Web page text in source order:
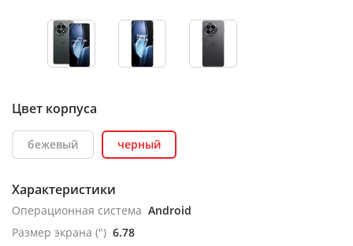
Цвет корпуса
бежевый черный
Характеристики
Операционная система Android
Размер экрана (") 6.78